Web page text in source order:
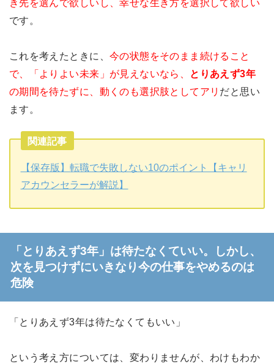
き先を選んで欲しいし、幸せな生き方を選択して欲しい
です。
これを考えたときに、 今の状態をそのまま続けること
で、「よりよい未来」が見えないなら、 とりあえず3年
の期間を待たずに、動くのも選択肢としてアリ だと思い
ます。
関連記事
【保存版】転職で失敗しない10のポイント【キャリ
アカウンセラーが解説】
「とりあえず3年」は待たなくていい。しかし、
次を見つけずにいきなり今の仕事をやめるのは
危険
「とりあえず3年は待たなくてもいい」
という考え方については、変わりませんが、わけもわか